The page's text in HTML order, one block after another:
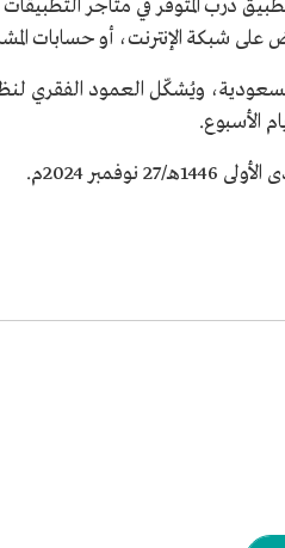
درب المتوفر في متاجر التطبيقات
ويُشكّل العمود الفقري
الأسبوع.